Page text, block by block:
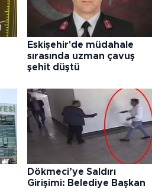
Eskişehir'de müdahale
sırasında uzman çavuş
şehit düştü
Dökmeci’ye Saldırı
Girişimi: Belediye Başkan